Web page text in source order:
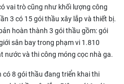
vai trò cũng như khối lượng công
3 có 15 gói thầu xây lắp và thiết bị.
hoàn thành 3 gói thầu gồm: gói
sân bay trong phạm vi 1.810
nước và thi công móng cọc nhà ga.
có 8 gói thầu đang triển khai thi